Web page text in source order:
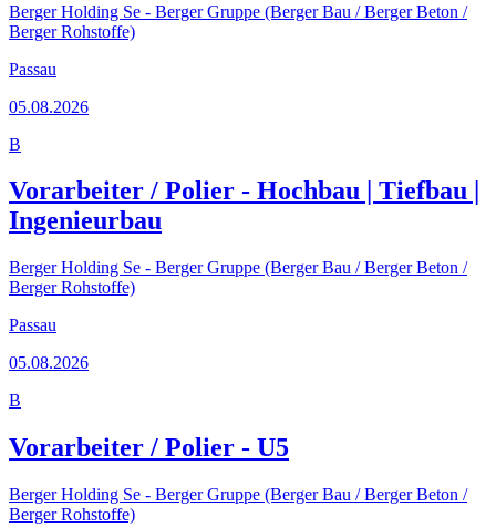
Berger Holding Se - Berger Gruppe (Berger Bau / Berger Beton /
Berger Rohstoffe)
Passau
05.08.2026
B
Vorarbeiter / Polier - Hochbau | Tiefbau |
Ingenieurbau
Berger Holding Se - Berger Gruppe (Berger Bau / Berger Beton /
Berger Rohstoffe)
Passau
05.08.2026
B
Vorarbeiter / Polier - U5
Berger Holding Se - Berger Gruppe (Berger Bau / Berger Beton /
Berger Rohstoffe)